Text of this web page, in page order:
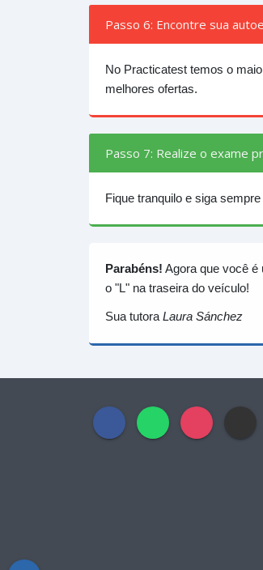
Passo 6: Encontre sua
No Practicatest temos o
melhores ofertas.
Passo 7: Realize o exame
Fique tranquilo e siga
Parabéns! Agora que você é
o "L" na traseira do veículo!
Sua tutora Laura Sánchez